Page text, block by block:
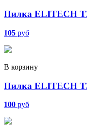
Пилка ELITECH
105 руб
В корзину
Пилка ELITECH
100 руб